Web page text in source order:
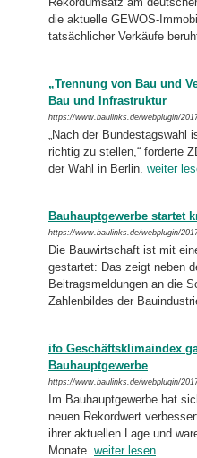
die aktuelle GEWOS-
tatsächlicher Verkäufe
„Trennung von Bau und
Bau und Infrastruktur
https://www.baulinks.de/webplugin/
„Nach der Bundestagswahl
richtig zu stellen,“ forderte
der Wahl in Berlin. weiter
Bauhauptgewerbe startet
https://www.baulinks.de/webplugin/
Die Bauwirtschaft ist mit
gestartet: Das zeigt neben
Beitragsmeldungen an die
Zahlenbildes der
ifo Geschäftsklimaindex
Bauhauptgewerbe
https://www.baulinks.de/webplugin/
Im Bauhauptgewerbe hat
neuen Rekordwert
ihrer aktuellen Lage und
Monate. weiter lesen